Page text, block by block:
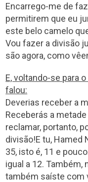
Encarrego-me de
permitirem que eu
este belo camelo
Vou fazer a divisão
são agora, como
E, voltando-se para
falou:
Deverias receber a
Receberás a
reclamar, portanto,
divisão!E tu, Hamed
35, isto é, 11 e
igual a 12. Também,
também saíste com